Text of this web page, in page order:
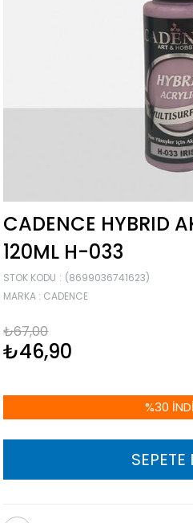
CADENCE HYBRID
120ML H-033
STOK KODU
(8699036741623)
MARKA : CADENCE
₺67,00
₺46,90
%30